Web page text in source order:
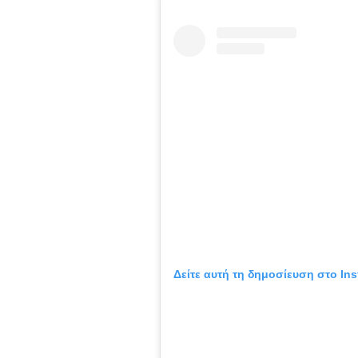
Δείτε αυτή τη δημοσίευση στο